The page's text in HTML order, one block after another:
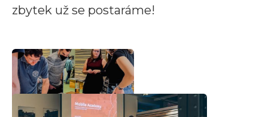
zbytek už se postaráme!